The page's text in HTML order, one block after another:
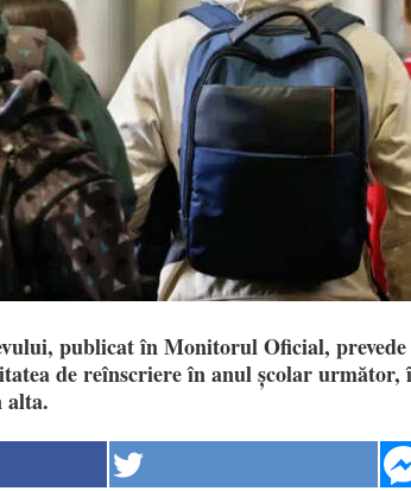
publicat în Monitorul Oficial,
de reînscriere în anul școlar următor,
alta.